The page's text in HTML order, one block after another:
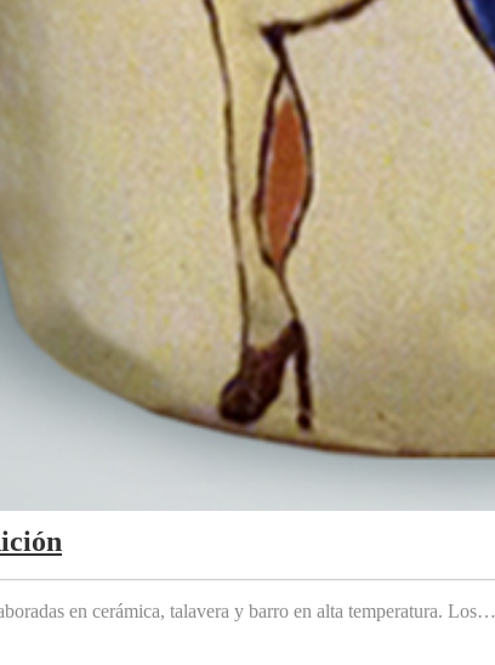
en cerámica, talavera y barro en alta temperatura. Los…